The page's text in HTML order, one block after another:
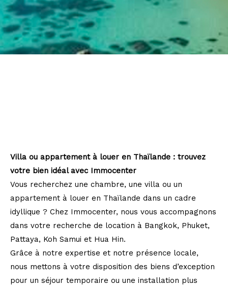
Villa ou appartement à louer en Thaïlande : trouvez
votre bien idéal avec Immocenter
Vous recherchez une chambre, une villa ou un
appartement à louer en Thaïlande dans un cadre
idyllique ? Chez Immocenter, nous vous accompagnons
dans votre recherche de location à Bangkok, Phuket,
Pattaya, Koh Samui et Hua Hin.
Grâce à notre expertise et notre présence locale,
nous mettons à votre disposition des biens d’exception
pour un séjour temporaire ou une installation plus
Pièces
0 1 2 3 4 5
AFFINER LES CRITÈRES
Parking Terrasse Piscine
FILTRER PAR
Coups de coeur Exclusivités Nouveautés